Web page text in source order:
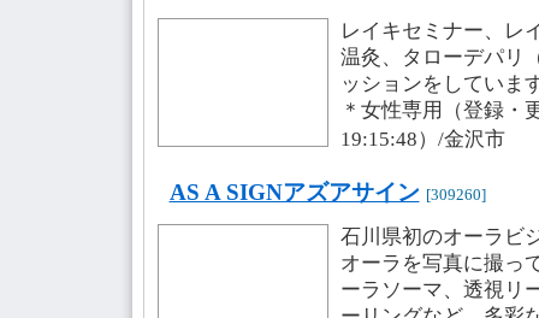
レイキセミナー、レ
温灸、タローデパリ
ッションをしていま
＊女性専用（登録・
19:15:48）/金沢市
AS A SIGNアズアサイン [309260]
石川県初のオーラビ
オーラを写真に撮っ
ーラソーマ、透視リ